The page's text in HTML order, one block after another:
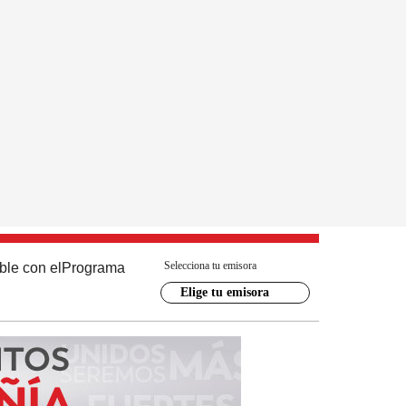
con el Programa Selecciona tu emisora
Elige tu emisora